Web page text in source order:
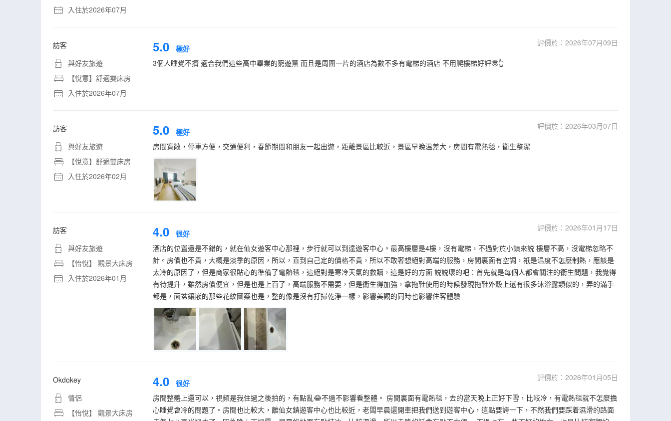
入住於2026年07月
訪客
與好友旅遊
【悅意】舒適雙床房
入住於2026年07月
5.0 極好
評價於：2026年07月09日
3個人睡覺不擠 適合我們這些高中畢業的窮遊黨 而且是周圍一片的酒店為數不多有電梯的酒店 不用爬樓梯好評🤓👆
訪客
與好友旅遊
【悅意】舒適雙床房
入住於2026年02月
5.0 極好
評價於：2026年03月07日
房間寬敞，停車方便，交通便利，春節期間和朋友一起出遊，距離景區比較近，景區早晚温差大，房間有電熱毯，衞生整潔
訪客
與好友旅遊
【怡悅】 觀景大床房
入住於2026年01月
4.0 很好
評價於：2026年01月17日
酒店的位置還是不錯的，就在仙女遊客中心那裡，步行就可以到達遊客中心。最高樓層是4樓，沒有電梯，不過對於小鎮來説 樓層不高，沒電梯忽略不
計。房價也不貴，大概是淡季的原因，所以，直到自己定的價格不貴，所以不敢奢想絕對高端的服務，房間裏面有空調，衹是温度不怎麼制熱，應該是
太冷的原因了，但是商家很貼心的準備了電熱毯，這絕對是寒冷天氣的救贖，這是好的方面 説説壞的吧：首先就是每個人都會關注的衞生問題，我覺得
有待提升，雖然房價便宜，但是也是上百了，高端服務不需要，但是衞生得加強，拿拖鞋使用的時候發現拖鞋外殼上還有很多沐浴露類似的，弄的滿手
都是，面盆鑲嵌的那些花紋圖案也是，整的像是沒有打掃乾淨一樣，影響美觀的同時也影響住客體驗
Okdokey
情侶
【怡悅】 觀景大床房
4.0 很好
評價於：2026年01月05日
房間整體上還可以，視頻是我住過之後拍的，有點亂😂不過不影響看整體。 房間裏面有電熱毯，去的當天晚上正好下雪，比較冷，有電熱毯就不怎麼擔
心睡覺會冷的問題了。房間也比較大，離仙女鎮遊客中心也比較近，老闆早晨還開車把我們送到遊客中心，這點要誇一下，不然我們要踩着濕滑的路面